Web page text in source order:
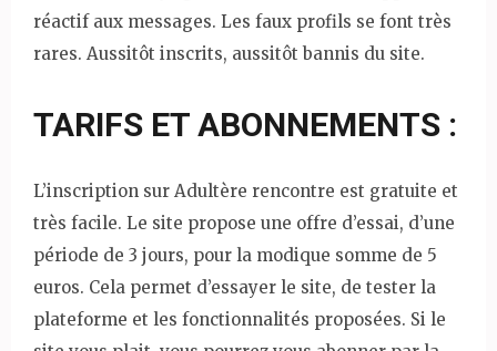
réactif aux messages. Les faux profils se font très
rares. Aussitôt inscrits, aussitôt bannis du site.
TARIFS ET ABONNEMENTS :
L’inscription sur Adultère rencontre est gratuite et
très facile. Le site propose une offre d’essai, d’une
période de 3 jours, pour la modique somme de 5
euros. Cela permet d’essayer le site, de tester la
plateforme et les fonctionnalités proposées. Si le